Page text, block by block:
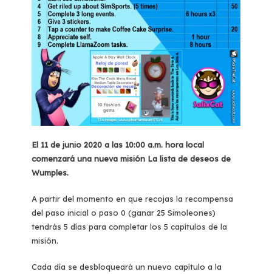
El 11 de junio 2020 a las 10:00 a.m. hora local
comenzará una nueva misión La lista de deseos de
Wumples.
A partir del momento en que recojas la recompensa
del paso inicial o paso 0 (ganar 25 Simoleones)
tendrás 5 días para completar los 5 capítulos de la
misión.
Cada día se desbloqueará un nuevo capítulo a la